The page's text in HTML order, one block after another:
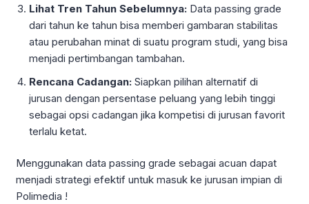
Lihat Tren Tahun Sebelumnya: Data passing grade
dari tahun ke tahun bisa memberi gambaran stabilitas
atau perubahan minat di suatu program studi, yang bisa
menjadi pertimbangan tambahan.
Rencana Cadangan: Siapkan pilihan alternatif di
jurusan dengan persentase peluang yang lebih tinggi
sebagai opsi cadangan jika kompetisi di jurusan favorit
terlalu ketat.
Menggunakan data passing grade sebagai acuan dapat
menjadi strategi efektif untuk masuk ke jurusan impian di
Polimedia !